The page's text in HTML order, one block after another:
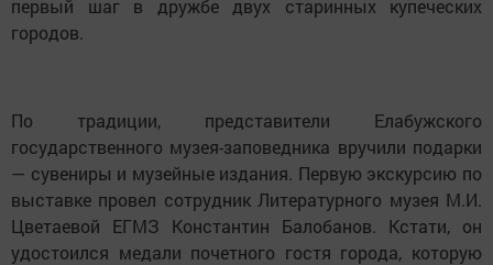
первый шаг в дружбе двух старинных купеческих
городов.
По традиции, представители Елабужского
государственного музея-заповедника вручили подарки
— сувениры и музейные издания. Первую экскурсию по
выставке провел сотрудник Литературного музея М.И.
Цветаевой ЕГМЗ Константин Балобанов. Кстати, он
удостоился медали почетного гостя города, которую